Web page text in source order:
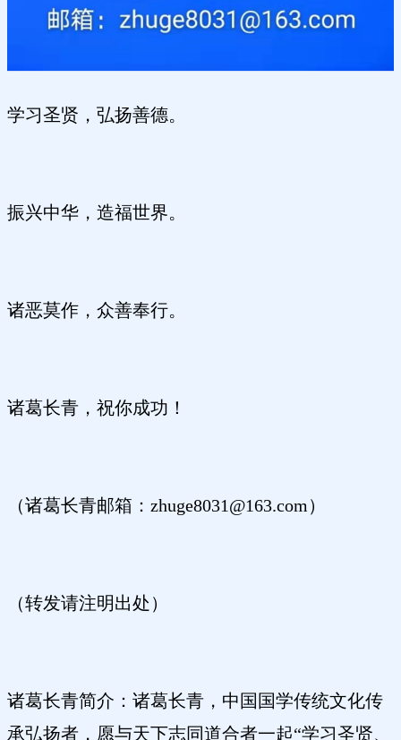
学习圣贤，弘扬善德。
振兴中华，造福世界。
诸恶莫作，众善奉行。
诸葛长青，祝你成功！
（诸葛长青邮箱：zhuge8031@163.com）
（转发请注明出处）
诸葛长青简介：诸葛长青，中国国学传统文化传
承弘扬者，愿与天下志同道合者一起“学习圣贤、